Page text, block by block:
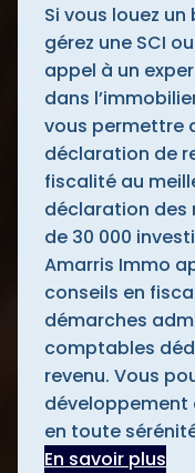
Si vous louez
gérez une SCI
appel à un
dans
vous permettre
déclaration de
fiscalité au
déclaration des
de 30 000
Amarris Immo
conseils en
démarches
comptables
revenu. Vous
développement
en toute
En savoir plus